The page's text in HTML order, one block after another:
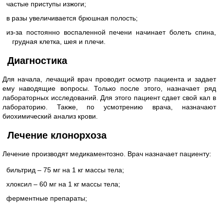
частые приступы изжоги;
в разы увеличивается брюшная полость;
из-за постоянно воспаленной печени начинает болеть спина,
грудная клетка, шея и плечи.
Диагностика
Для начала, лечащий врач проводит осмотр пациента и задает
ему наводящие вопросы. Только после этого, назначает ряд
лабораторных исследований. Для этого пациент сдает свой кал в
лабораторию. Также, по усмотрению врача, назначают
биохимический анализ крови.
Лечение клонорхоза
Лечение производят медикаментозно. Врач назначает пациенту:
бильтрид – 75 мг на 1 кг массы тела;
хлоксил – 60 мг на 1 кг массы тела;
ферментные препараты;